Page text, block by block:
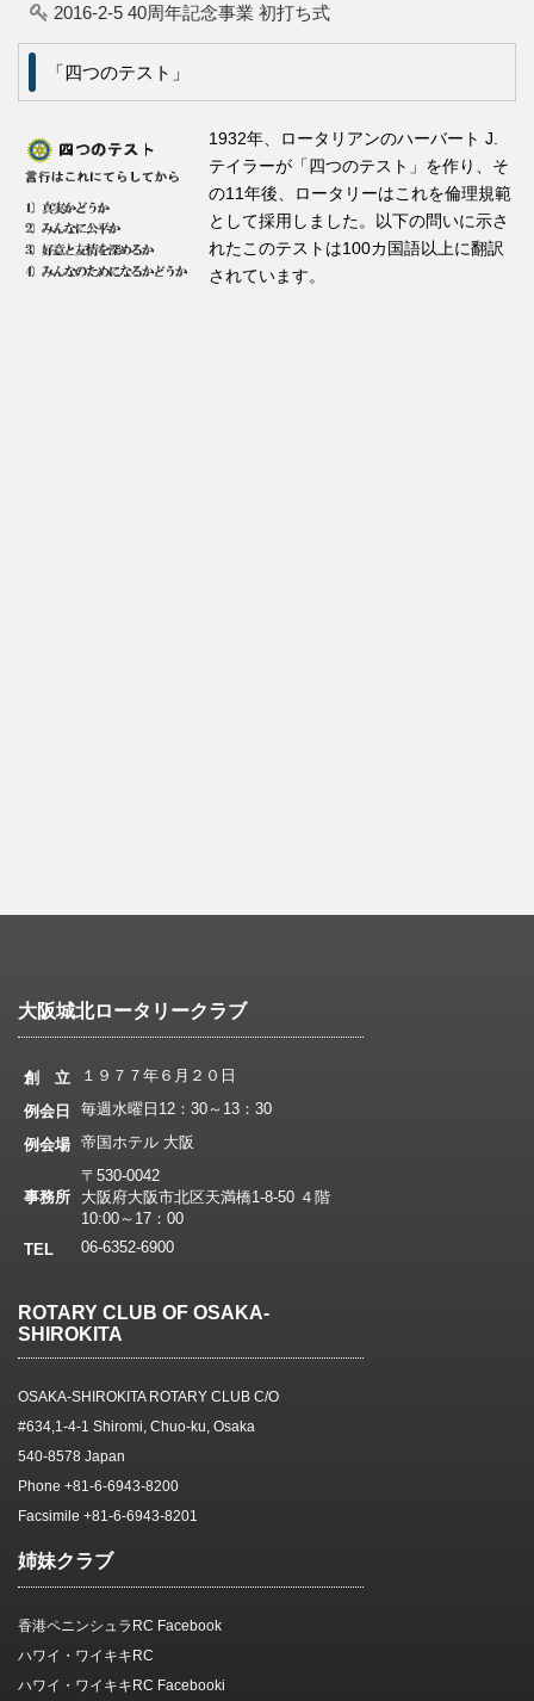
2016-2-5 40周年記念事業 初打ち式
「四つのテスト」
1932年、ロータリアンのハーバート J.
テイラーが「四つのテスト」を作り、そ
の11年後、ロータリーはこれを倫理規範
として採用しました。以下の問いに示さ
れたこのテストは100カ国語以上に翻訳
されています。
大阪城北ロータリークラブ
創 立
１９７７年６月２０日
例会日
毎週水曜日12：30～13：30
例会場 帝国ホテル 大阪
事務所
〒530-0042
大阪府大阪市北区天満橋1-8-50 ４階
10:00～17：00
TEL
06-6352-6900
ROTARY CLUB OF OSAKA-
SHIROKITA
OSAKA-SHIROKITA ROTARY CLUB C/O
#634,1-4-1 Shiromi, Chuo-ku, Osaka
540-8578 Japan
Phone +81-6-6943-8200
Facsimile +81-6-6943-8201
姉妹クラブ
香港ペニンシュラRC Facebook
ハワイ・ワイキキRC
ハワイ・ワイキキRC Facebooki